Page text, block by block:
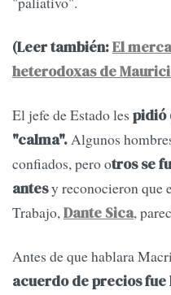
(Leer también:El
heterodoxas de
El jefe de Estado les pidió
"calma".Algunos
confiados, pero otros se
antesy reconocieron que
Trabajo,Dante Sica,
Antes de que hablara
acuerdo de precios